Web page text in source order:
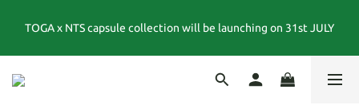
夏末選品特別企劃｜1折起｜特價商品售出後不退換貨
TOGA x NTS capsule collection will be launching on 31st JULY
夏末選品特別企劃｜1折起｜特價商品售出後不退換貨